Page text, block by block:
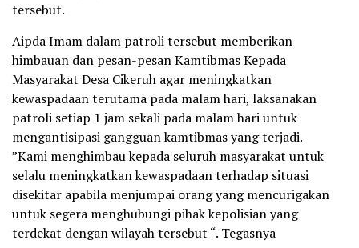
tersebut.
Aipda Imam dalam patroli tersebut memberikan
himbauan dan pesan-pesan Kamtibmas Kepada
Masyarakat Desa Cikeruh agar meningkatkan
kewaspadaan terutama pada malam hari, laksanakan
patroli setiap 1 jam sekali pada malam hari untuk
mengantisipasi gangguan kamtibmas yang terjadi.
”Kami menghimbau kepada seluruh masyarakat untuk
selalu meningkatkan kewaspadaan terhadap situasi
disekitar apabila menjumpai orang yang mencurigakan
untuk segera menghubungi pihak kepolisian yang
terdekat dengan wilayah tersebut “. Tegasnya